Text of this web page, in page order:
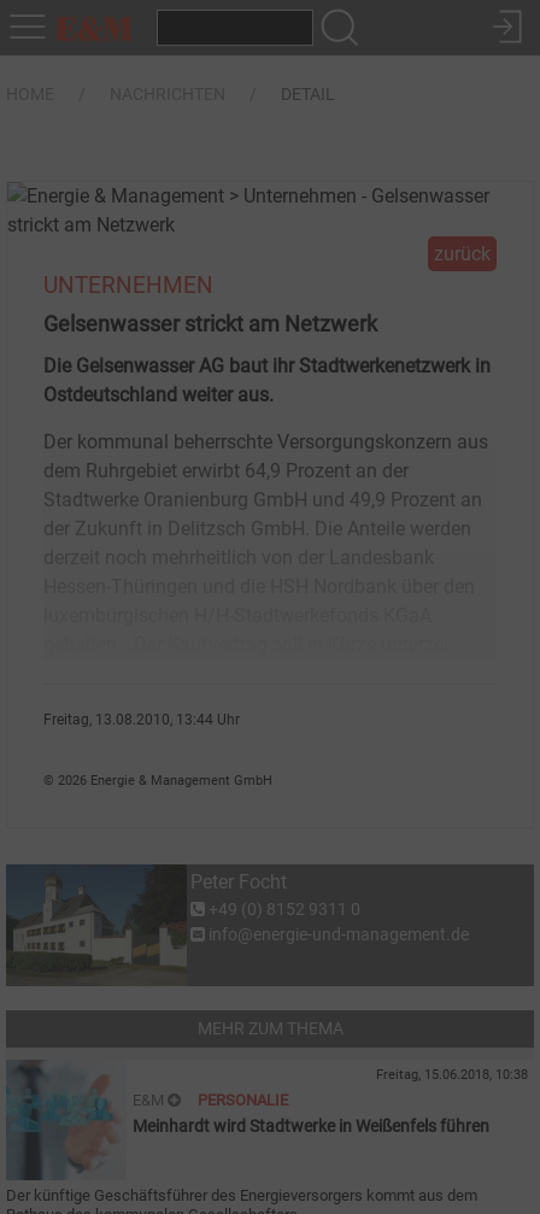
DETAIL
zurück
UNTERNEHMEN
Gelsenwasser strickt am Netzwerk
Die Gelsenwasser AG baut ihr Stadtwerkenetzwerk in
Ostdeutschland weiter aus.
Der kommunal beherrschte Versorgungskonzern aus
dem Ruhrgebiet erwirbt 64,9 Prozent an der
Stadtwerke Oranienburg GmbH und 49,9 Prozent an
der Zukunft in Delitzsch GmbH. Die Anteile werden
Freitag, 13.08.2010, 13:44 Uhr
© 2026 Energie & Management GmbH
Peter Focht
+49 (0) 8152 9311 0
info@energie-und-management.de
MEHR ZUM THEMA
Freitag, 15.06.2018, 10:38
E&M PERSONALIE
Meinhardt wird Stadtwerke in Weißenfels führen
Der künftige Geschäftsführer des Energieversorgers kommt aus dem